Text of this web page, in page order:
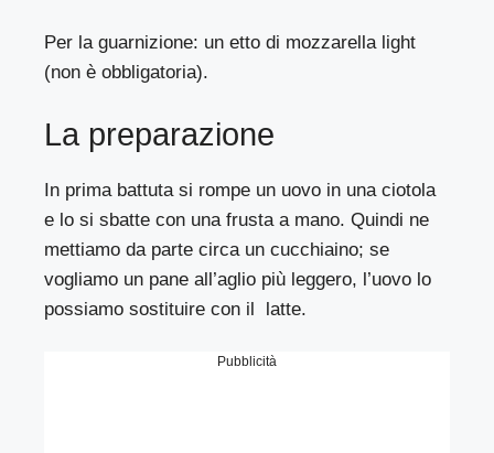
Per la guarnizione: un etto di mozzarella light
(non è obbligatoria).
La preparazione
In prima battuta si rompe un uovo in una ciotola
e lo si sbatte con una frusta a mano. Quindi ne
mettiamo da parte circa un cucchiaino; se
vogliamo un pane all’aglio più leggero, l’uovo lo
possiamo sostituire con il latte.
Pubblicità